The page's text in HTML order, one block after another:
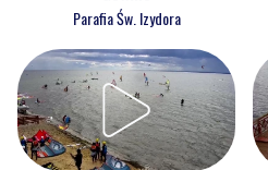
Parafia Św. Izydora